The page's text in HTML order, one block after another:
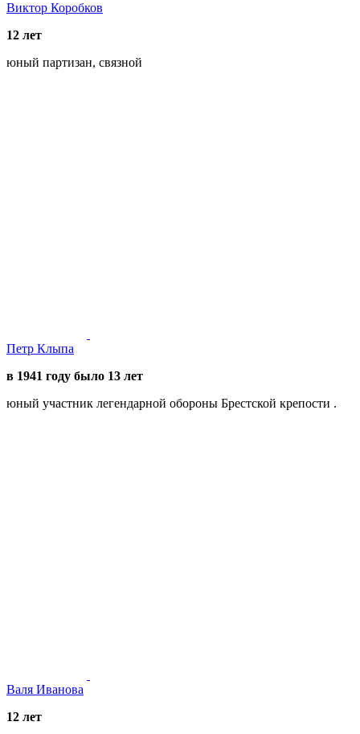
Виктор Коробков
12 лет
юный партизан, связной
Петр Клыпа
в 1941 году было 13 лет
юный участник легендарной обороны Брестской крепости .
Валя Иванова
12 лет